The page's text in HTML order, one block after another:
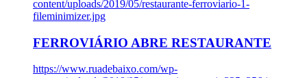
content/uploads/2019/05/restaurante-ferroviario-1-
fileminimizer.jpg
FERROVIÁRIO ABRE RESTAURANTE
https://www.ruadebaixo.com/wp-